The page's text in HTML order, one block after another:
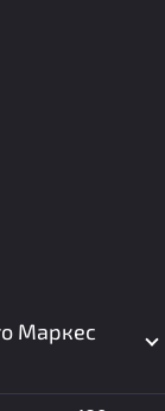
Маркес